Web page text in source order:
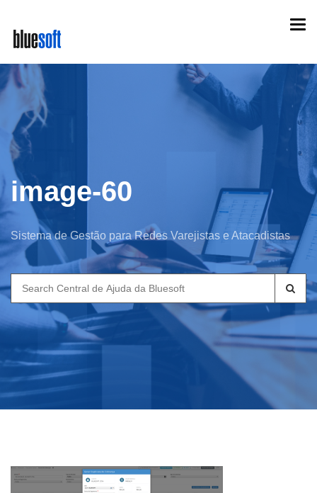
main
content
image-60
Sistema de Gestão para Redes Varejistas e Atacadistas
Search
for: